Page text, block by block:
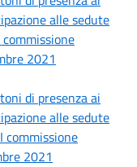
alle sedute
2021
di presenza ai
alle sedute
commissione
2021